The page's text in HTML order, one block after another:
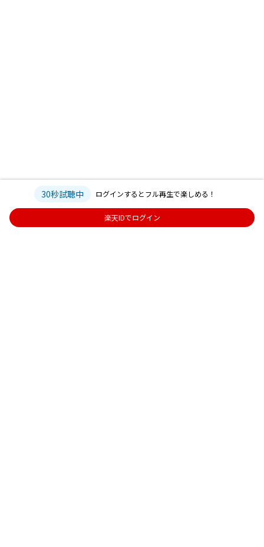
30秒試聴中 ログインするとフル再生で楽しめる！
楽天IDでログイン